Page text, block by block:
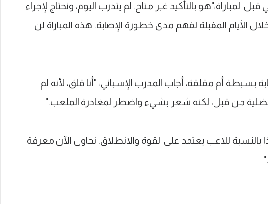
المباراة:"هو بالتأكيد غير متاح. لم يتدرب اليوم، ونحتاج لإجراء
الأيام المقبلة لفهم مدى خطورة الإصابة. هذه المباراة لن
بسيطة أم مقلقة، أجاب المدرب الإسباني: "أنا قلق، لأنه لم
من قبل، لكنه شعر بشيء واضطر لمغادرة الملعب."
للاعب يعتمد على القوة والانطلاق. نحاول الآن معرفة